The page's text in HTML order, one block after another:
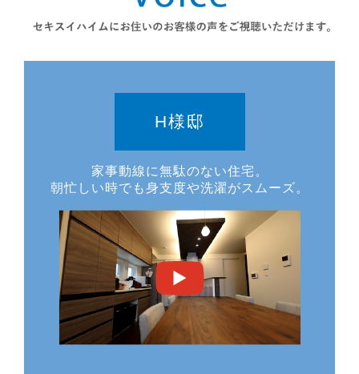
H様邸
家事動線に無駄のない住宅。
朝忙しい時でも身支度や洗濯がスムーズ。